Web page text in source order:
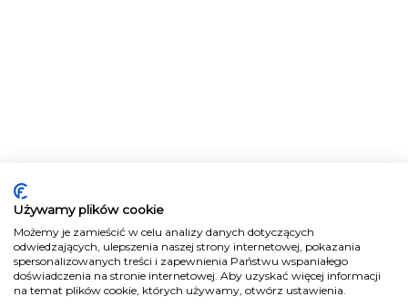
Używamy plików cookie
Możemy je zamieścić w celu analizy danych dotyczących
odwiedzających, ulepszenia naszej strony internetowej, pokazania
spersonalizowanych treści i zapewnienia Państwu wspaniałego
doświadczenia na stronie internetowej. Aby uzyskać więcej informacji
na temat plików cookie, których używamy, otwórz ustawienia.